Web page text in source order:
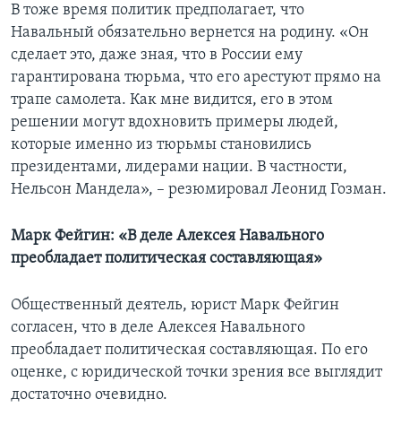
В тоже время политик предполагает, что
Навальный обязательно вернется на родину. «Он
сделает это, даже зная, что в России ему
гарантирована тюрьма, что его арестуют прямо на
трапе самолета. Как мне видится, его в этом
решении могут вдохновить примеры людей,
которые именно из тюрьмы становились
президентами, лидерами нации. В частности,
Нельсон Мандела», – резюмировал Леонид Гозман.
Марк Фейгин: «В деле Алексея Навального
преобладает политическая составляющая»
Общественный деятель, юрист Марк Фейгин
согласен, что в деле Алексея Навального
преобладает политическая составляющая. По его
оценке, с юридической точки зрения все выглядит
достаточно очевидно.